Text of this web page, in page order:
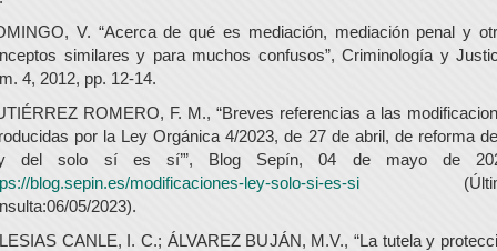
V. “Acerca de qué es mediación, mediación penal y
similares y para muchos confusos”, Criminología y
4, 2012, pp. 12-14.
ROMERO, F. M., “Breves referencias a las
por la Ley Orgánica 4/2023, de 27 de abril, de reforma
del solo sí es sí’”, Blog Sepín, 04 de mayo de
blog.sepin.es/modificaciones-ley-solo-si-es-si
05/2023).
CANLE, I. C.; ÁLVAREZ BUJÁN, M.V., “La tutela y